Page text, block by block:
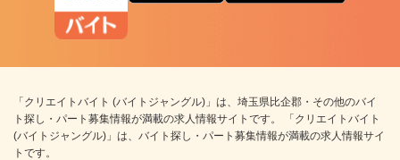
「クリエイトバイト (バイトジャングル)」は、埼玉県比企郡・その他のバイ
ト探し・パート募集情報が満載の求人情報サイトです。 「クリエイトバイト
(バイトジャングル)」は、バイト探し・パート募集情報が満載の求人情報サイ
トです。